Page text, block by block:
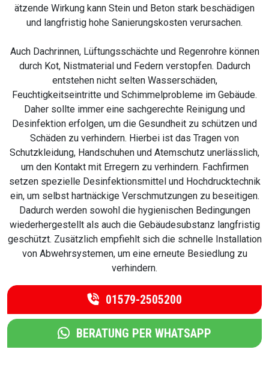
ätzende Wirkung kann Stein und Beton stark beschädigen
und langfristig hohe Sanierungskosten verursachen.
Auch Dachrinnen, Lüftungsschächte und Regenrohre können
durch Kot, Nistmaterial und Federn verstopfen. Dadurch
entstehen nicht selten Wasserschäden,
Feuchtigkeitseintritte und Schimmelprobleme im Gebäude.
Daher sollte immer eine sachgerechte Reinigung und
Desinfektion erfolgen, um die Gesundheit zu schützen und
Schäden zu verhindern. Hierbei ist das Tragen von
Schutzkleidung, Handschuhen und Atemschutz unerlässlich,
um den Kontakt mit Erregern zu verhindern. Fachfirmen
setzen spezielle Desinfektionsmittel und Hochdrucktechnik
ein, um selbst hartnäckige Verschmutzungen zu beseitigen.
Dadurch werden sowohl die hygienischen Bedingungen
wiederhergestellt als auch die Gebäudesubstanz langfristig
geschützt. Zusätzlich empfiehlt sich die schnelle Installation
von Abwehrsystemen, um eine erneute Besiedlung zu
verhindern.
01579-2505200
BERATUNG PER WHATSAPP